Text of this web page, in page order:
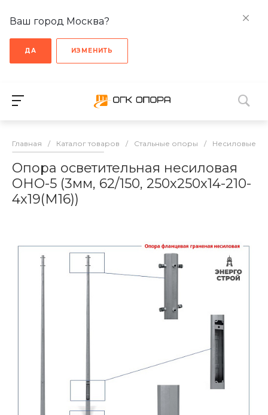
Ваш город Москва?
ДА ИЗМЕНИТЬ
Главная / Каталог товаров / Стальные опоры / Несиловые
Опора осветительная несиловая
ОНО-5 (3мм, 62/150, 250х250х14-210-
4х19(М16))